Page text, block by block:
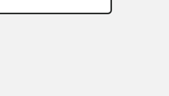
足場の組み立てに資格は必